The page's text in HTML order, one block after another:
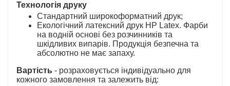
Технологія друку
Стандартний широкоформатний друк;
Екологічний латексний друк HP Latex. Фарби
на водній основі без розчинників та
шкідливих випарів. Продукція безпечна та
абсолютно не має запаху.
Вартість - розраховується індивідуально для
кожного замовлення та залежить від: